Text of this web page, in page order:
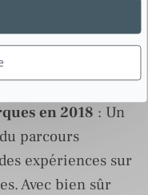
social media,
en 2018 : Un
parcours
expériences sur
Avec bien sûr